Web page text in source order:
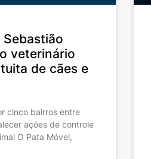
veterinário
de cães e
cinco bairros entre
ações de controle
O Pata Móvel,